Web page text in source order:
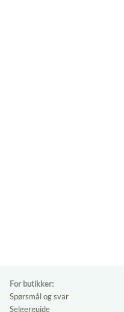
For butikker:
Spørsmål og svar
Selgerguide